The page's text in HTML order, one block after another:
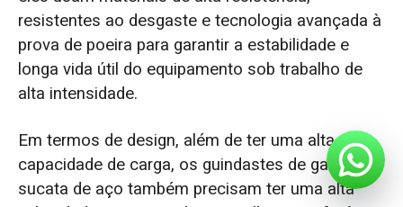
resistentes ao desgaste e tecnologia avançada à
prova de poeira para garantir a estabilidade e
longa vida útil do equipamento sob trabalho de
alta intensidade.
Em termos de design, além de ter uma alta
capacidade de carga, os guindastes de garra de
sucata de aço também precisam ter uma alta